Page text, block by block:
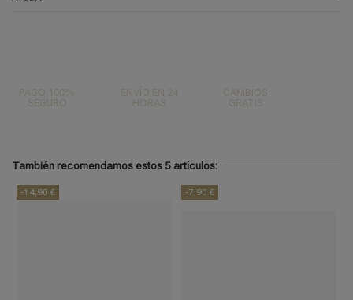
PAGO 100%
SEGURO
ENVÍO EN 24
HORAS
CAMBIOS
GRATIS
También recomendamos estos 5 artículos:
-14,90 € -7,90 €